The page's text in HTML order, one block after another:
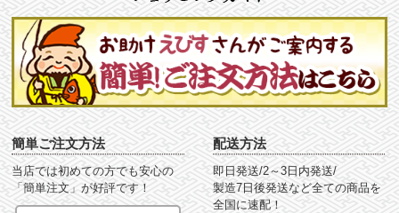
簡単ご注文方法
当店では初めての方でも安心の
「簡単注文」が好評です！
配送方法
即日発送/2～3日内発送/
製造7日後発送など全ての商品を
全国に速配！